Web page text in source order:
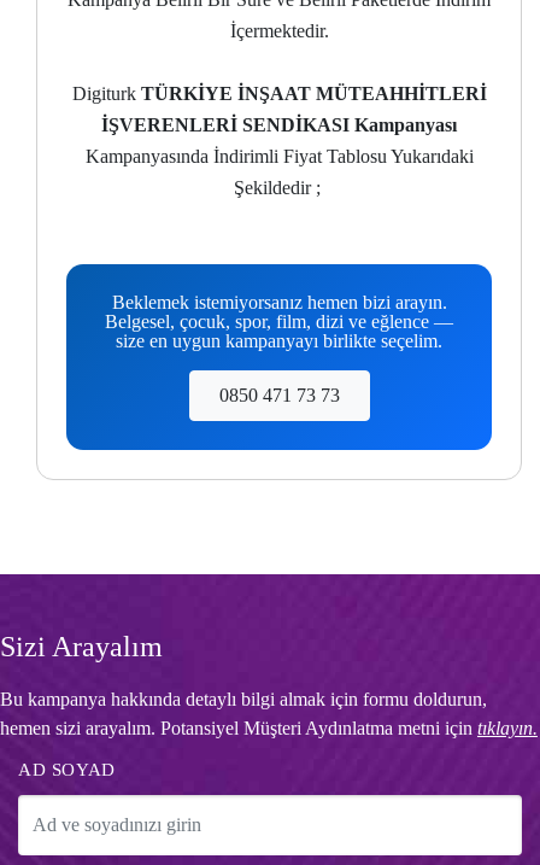
İçermektedir.
Digiturk TÜRKİYE İNŞAAT MÜTEAHHİTLERİ
İŞVERENLERİ SENDİKASI Kampanyası
Kampanyasında İndirimli Fiyat Tablosu Yukarıdaki
Şekildedir ;
Beklemek istemiyorsanız hemen bizi arayın.
Belgesel, çocuk, spor, film, dizi ve eğlence —
size en uygun kampanyayı birlikte seçelim.
0850 471 73 73
Sizi Arayalım
Bu kampanya hakkında detaylı bilgi almak için formu doldurun,
hemen sizi arayalım. Potansiyel Müşteri Aydınlatma metni için tıklayın.
AD SOYAD